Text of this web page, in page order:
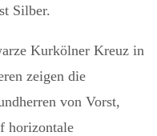
Silber.
Kurkölner Kreuz in
zeigen die
von Vorst,
horizontale